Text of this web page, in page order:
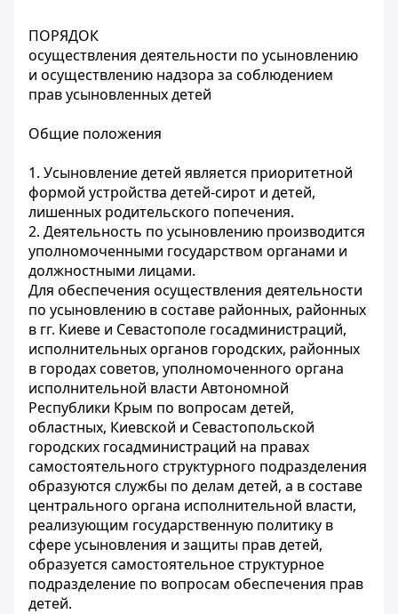
ПОРЯДОК
осуществления деятельности по усыновлению
и осуществлению надзора за соблюдением
прав усыновленных детей
Общие положения
1. Усыновление детей является приоритетной
формой устройства детей-сирот и детей,
лишенных родительского попечения.
2. Деятельность по усыновлению производится
уполномоченными государством органами и
должностными лицами.
Для обеспечения осуществления деятельности
по усыновлению в составе районных, районных
в гг. Киеве и Севастополе госадминистраций,
исполнительных органов городских, районных
в городах советов, уполномоченного органа
исполнительной власти Автономной
Республики Крым по вопросам детей,
областных, Киевской и Севастопольской
городских госадминистраций на правах
самостоятельного структурного подразделения
образуются службы по делам детей, а в составе
центрального органа исполнительной власти,
реализующим государственную политику в
сфере усыновления и защиты прав детей,
образуется самостоятельное структурное
подразделение по вопросам обеспечения прав
детей.